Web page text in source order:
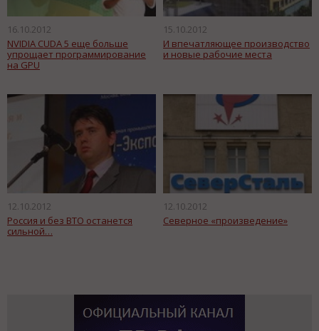
16.10.2012
NVIDIA CUDA 5 еще больше
упрощает программирование
на GPU
15.10.2012
И впечатляющее производство
и новые рабочие места
12.10.2012
Россия и без ВТО останется
сильной…
12.10.2012
Северное «произведение»